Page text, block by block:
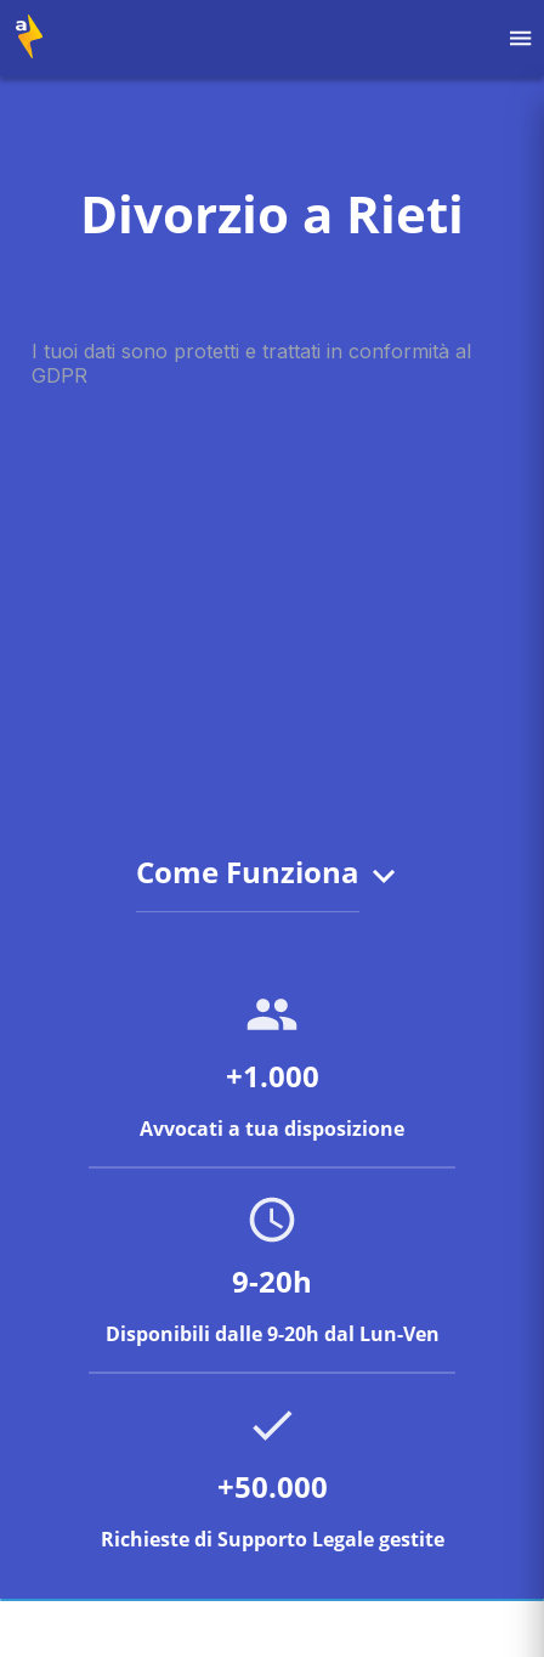
Divorzio a Rieti
Come Funziona
+1.000
Avvocati a tua disposizione
9-20h
Disponibili dalle 9-20h dal Lun-Ven
+50.000
Richieste di Supporto Legale gestite